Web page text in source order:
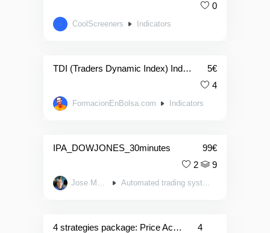
0
CoolScreeners Indicators
TDI (Traders Dynamic Index) Indicator 5€
4
FormacionEnBolsa.com Indicators
IPA_DOWJONES_30minutes 99€
2
9
Jose Mayo Automated trading systems
4 strategies package: Price Action Trend Followers
4